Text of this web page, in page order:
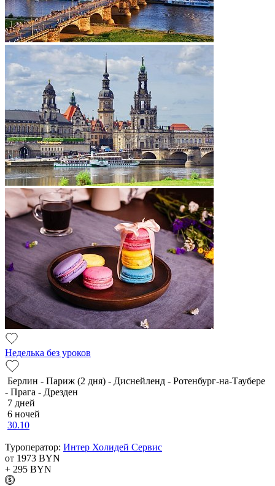
Неделька без уроков
Берлин - Париж (2 дня) - Диснейленд - Ротенбург-на-Таубере
- Прага - Дрезден
7 дней
6 ночей
30.10
Туроператор: Интер Холидей Сервис
от 1973 BYN
+ 295 BYN